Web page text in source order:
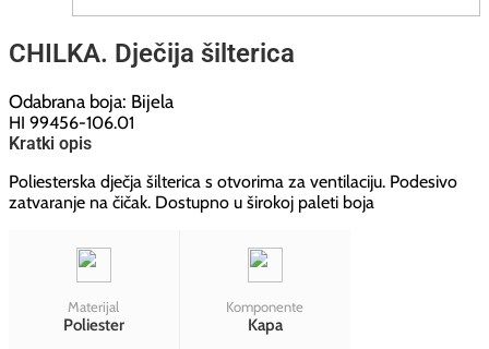
CHILKA. Dječija šilterica
Odabrana boja: Bijela
HI 99456-106.01
Kratki opis
Poliesterska dječja šilterica s otvorima za ventilaciju. Podesivo
zatvaranje na čičak. Dostupno u širokoj paleti boja
Materijal
Poliester
Komponente
Kapa